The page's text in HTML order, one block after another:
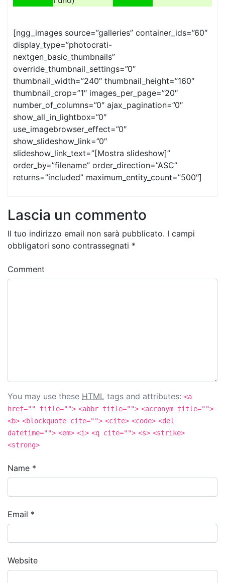
[ngg_images source=”galleries” container_ids=”60″
display_type=”photocrati-
nextgen_basic_thumbnails”
override_thumbnail_settings=”0″
thumbnail_width=”240″ thumbnail_height=”160″
thumbnail_crop=”1″ images_per_page=”20″
number_of_columns=”0″ ajax_pagination=”0″
show_all_in_lightbox=”0″
use_imagebrowser_effect=”0″
show_slideshow_link=”0″
slideshow_link_text=”[Mostra slideshow]”
order_by=”filename” order_direction=”ASC”
returns=”included” maximum_entity_count=”500″]
Lascia un commento
Il tuo indirizzo email non sarà pubblicato. I campi
obbligatori sono contrassegnati *
Comment
You may use these HTML tags and attributes: <a
href="" title=""> <abbr title=""> <acronym title="">
<b> <blockquote cite=""> <cite> <code> <del
datetime=""> <em> <i> <q cite=""> <s> <strike>
<strong>
Name *
Email *
Website